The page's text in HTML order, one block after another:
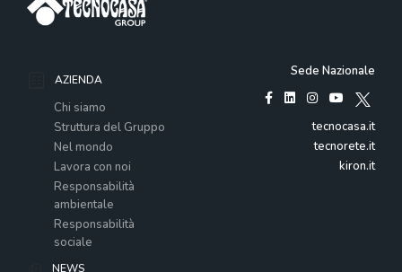
AZIENDA
Chi siamo
Struttura del Gruppo
Nel mondo
Lavora con noi
Responsabilità
ambientale
Responsabilità
sociale
NEWS
Sede Nazionale
tecnocasa.it
tecnorete.it
kiron.it